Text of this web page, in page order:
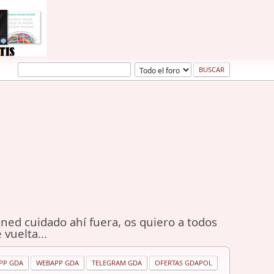
cuidado ahí fuera, os quiero a todos
vuelta...
GDA WEBAPP GDA TELEGRAM GDA OFERTAS GDAPOL